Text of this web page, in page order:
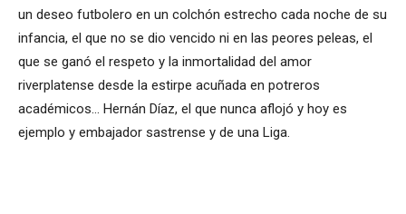
un deseo futbolero en un colchón estrecho cada noche de su
infancia, el que no se dio vencido ni en las peores peleas, el
que se ganó el respeto y la inmortalidad del amor
riverplatense desde la estirpe acuñada en potreros
académicos… Hernán Díaz, el que nunca aflojó y hoy es
ejemplo y embajador sastrense y de una Liga.